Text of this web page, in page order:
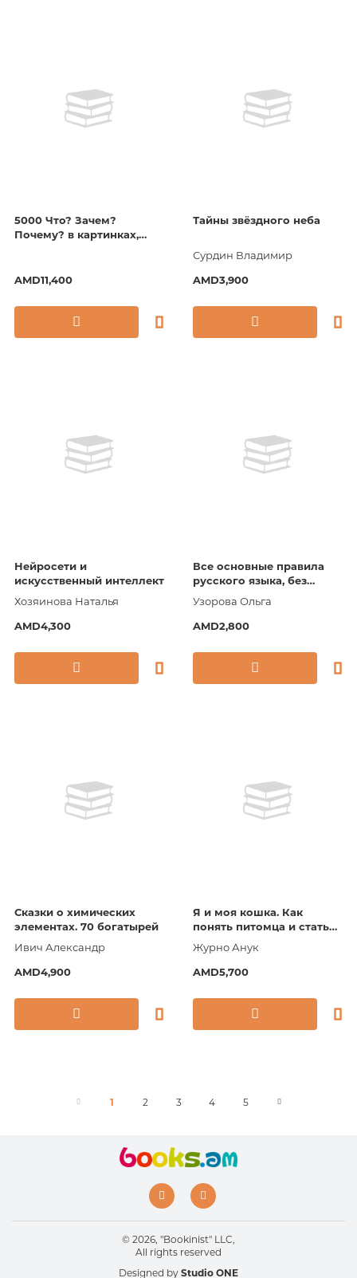
5000 Что? Зачем?
Почему? в картинках,
AMD11,400
Тайны звёздного неба
Сурдин Владимир
AMD3,900
Нейросети и
искусственный интеллект
Хозяинова Наталья
AMD4,300
Все основные правила
русского языка, без
невозможно писать без
ошибок. 1-4 классы
Узорова Ольга
AMD2,800
Сказки о химических
элементах. 70 богатырей
Ивич Александр
AMD4,900
Я и моя кошка. Как
понять питомца и стать
Журно Анук
AMD5,700
1 2 3 4 5
© 2026, "Bookinist" LLC,
All rights reserved
Designed by Studio ONE